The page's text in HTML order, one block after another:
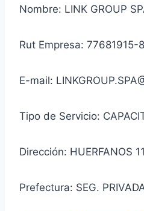
Nombre: LINK GROUP
Rut Empresa: 77681915-8
E-mail:
Tipo de Servicio:
Dirección: HUERFANOS
Prefectura: SEG.